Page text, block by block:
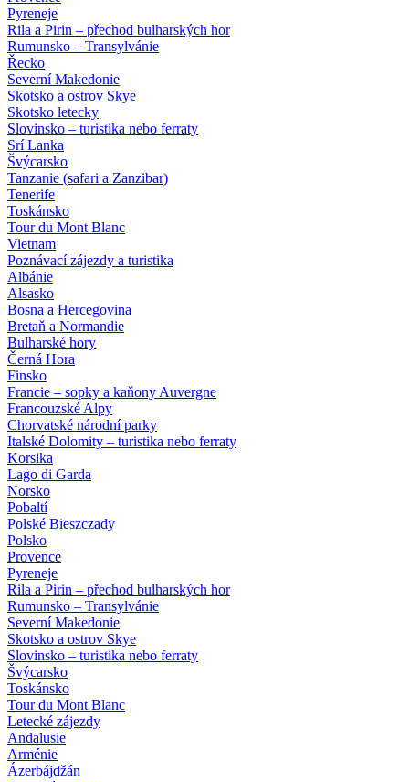
Pyreneje
Rila a Pirin – přechod bulharských hor
Rumunsko – Transylvánie
Řecko
Severní Makedonie
Skotsko a ostrov Skye
Skotsko letecky
Slovinsko – turistika nebo ferraty
Srí Lanka
Švýcarsko
Tanzanie (safari a Zanzibar)
Tenerife
Toskánsko
Tour du Mont Blanc
Vietnam
Poznávací zájezdy a turistika
Albánie
Alsasko
Bosna a Hercegovina
Bretaň a Normandie
Bulharské hory
Černá Hora
Finsko
Francie – sopky a kaňony Auvergne
Francouzské Alpy
Chorvatské národní parky
Italské Dolomity – turistika nebo ferraty
Korsika
Lago di Garda
Norsko
Pobaltí
Polské Bieszczady
Polsko
Provence
Pyreneje
Rila a Pirin – přechod bulharských hor
Rumunsko – Transylvánie
Severní Makedonie
Skotsko a ostrov Skye
Slovinsko – turistika nebo ferraty
Švýcarsko
Toskánsko
Tour du Mont Blanc
Letecké zájezdy
Andalusie
Arménie
Ázerbájdžán